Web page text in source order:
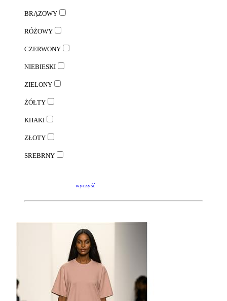
BRĄZOWY
RÓŻOWY
CZERWONY
NIEBIESKI
ZIELONY
ŻÓŁTY
KHAKI
ZŁOTY
SREBRNY
wyczyść